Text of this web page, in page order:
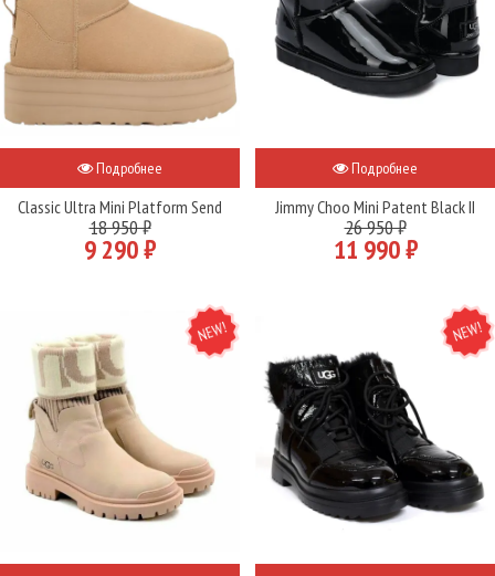
Подробнее
Classic Ultra Mini Platform Send
18 950 ₽
9 290 ₽
Подробнее
Jimmy Choo Mini Patent Black II
26 950 ₽
11 990 ₽
NEW NEW